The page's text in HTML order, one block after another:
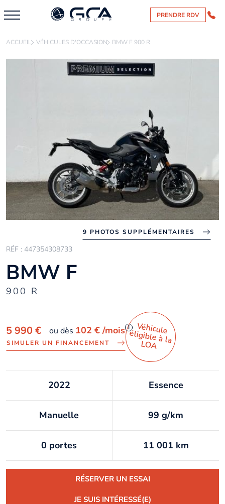
PRENDRE RDV
ACCUEIL VÉHICULES D'OCCASION BMW F 900 R
9 PHOTOS SUPPLÉMENTAIRES
RÉF : 447354308733
BMW F
900 R
5 990 € ou dès 102 €/mois i
SIMULER UN FINANCEMENT
Véhicule
éligible à la
LO
A
2022 Essence
Manuelle 99 g/km
0 portes 11 001 km
RÉSERVER UN ESSAI
JE SUIS INTÉRESSÉ(E)